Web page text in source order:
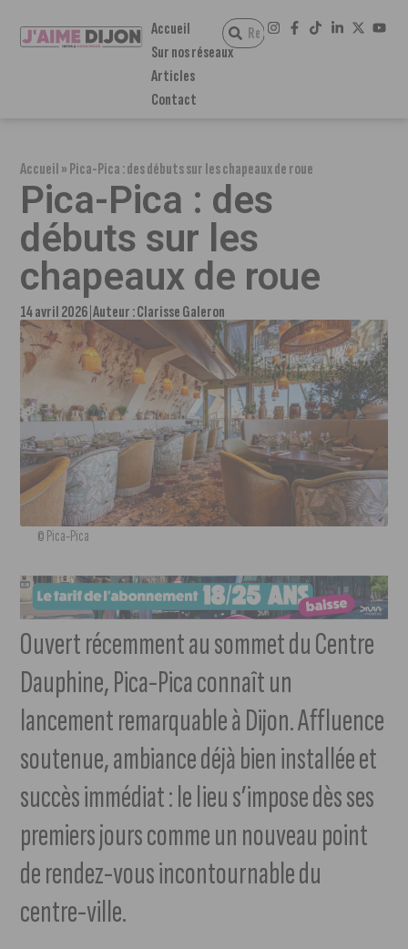
Accueil
Sur nos réseaux
Articles
Contact
Accueil»Pica-Pica : des débuts sur les chapeaux de roue
Pica-Pica : des
débuts sur les
chapeaux de roue
14 avril 2026 Auteur :Clarisse Galeron
© Pica-Pica
Ouvert récemment au sommet du Centre
Dauphine, Pica-Pica connaît un
lancement remarquable à Dijon. Affluence
soutenue, ambiance déjà bien installée et
succès immédiat : le lieu s’impose dès ses
premiers jours comme un nouveau point
de rendez-vous incontournable du
centre-ville.